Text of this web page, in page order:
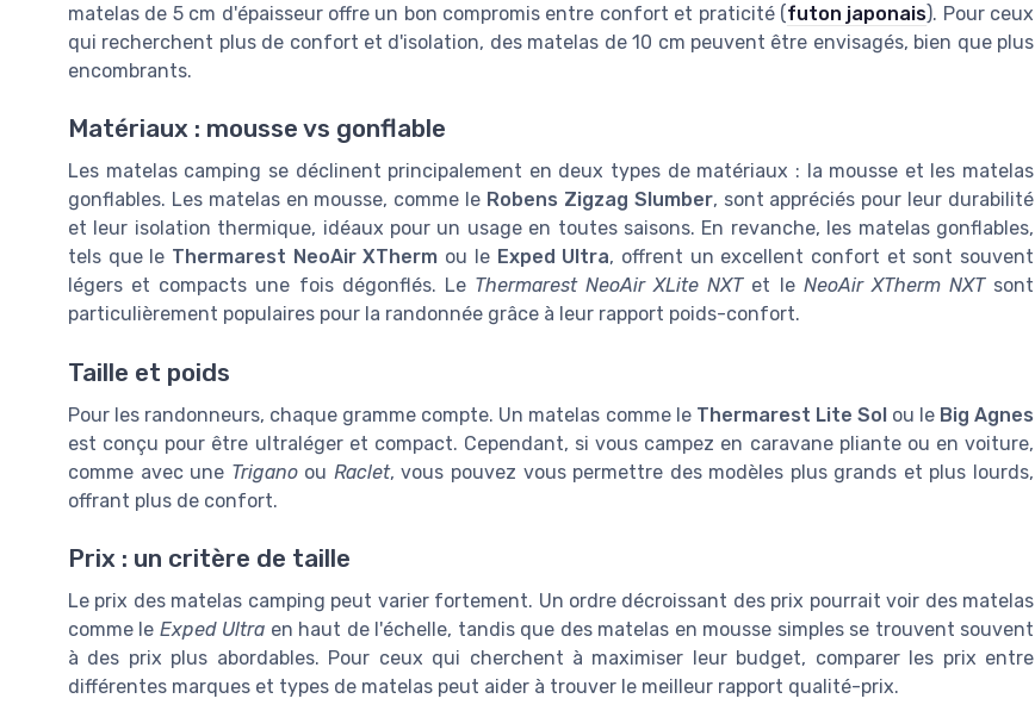
matelas de 5 cm d'épaisseur offre un bon compromis entre confort et praticité (futon japonais). Pour ceux
qui recherchent plus de confort et d'isolation, des matelas de 10 cm peuvent être envisagés, bien que plus
encombrants.
Matériaux : mousse vs gonflable
Les matelas camping se déclinent principalement en deux types de matériaux : la mousse et les matelas
gonflables. Les matelas en mousse, comme le Robens Zigzag Slumber, sont appréciés pour leur durabilité
et leur isolation thermique, idéaux pour un usage en toutes saisons. En revanche, les matelas gonflables,
tels que le Thermarest NeoAir XTherm ou le Exped Ultra, offrent un excellent confort et sont souvent
légers et compacts une fois dégonflés. Le Thermarest NeoAir XLite NXTet le NeoAir XTherm NXTsont
particulièrement populaires pour la randonnée grâce à leur rapport poids-confort.
Taille et poids
Pour les randonneurs, chaque gramme compte. Un matelas comme le Thermarest Lite Solou le Big Agnes
est conçu pour être ultraléger et compact. Cependant, si vous campez en caravane pliante ou en voiture,
comme avec une Triganoou Raclet, vous pouvez vous permettre des modèles plus grands et plus lourds,
offrant plus de confort.
Prix : un critère de taille
Le prix des matelas camping peut varier fortement. Un ordre décroissant des prix pourrait voir des matelas
comme le Exped Ultra en haut de l'échelle, tandis que des matelas en mousse simples se trouvent souvent
à des prix plus abordables. Pour ceux qui cherchent à maximiser leur budget, comparer les prix entre
différentes marques et types de matelas peut aider à trouver le meilleur rapport qualité-prix.